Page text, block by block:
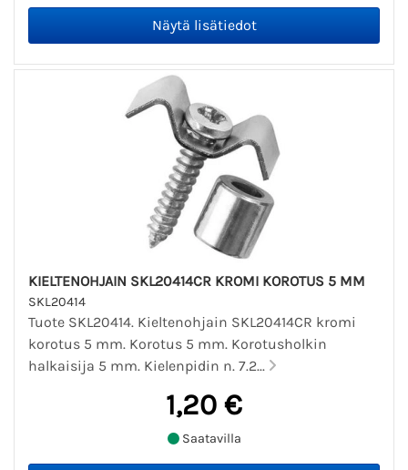
KIELTENOHJAIN SKL20414CR KROMI KOROTUS 5 MM
SKL20414
Tuote SKL20414. Kieltenohjain SKL20414CR kromi
korotus 5 mm. Korotus 5 mm. Korotusholkin
halkaisija 5 mm. Kielenpidin n. 7.2...
1,20 €
Saatavilla